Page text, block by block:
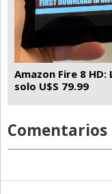
Amazon Fire 8
solo U$S 79.99
Comentarios